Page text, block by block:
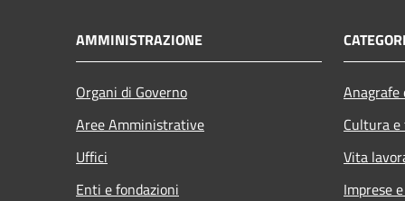
AMMINISTRAZIONE
Organi di Governo
Aree Amministrative
Uffici
Enti e fondazioni
Cultura
Vita
Imprese